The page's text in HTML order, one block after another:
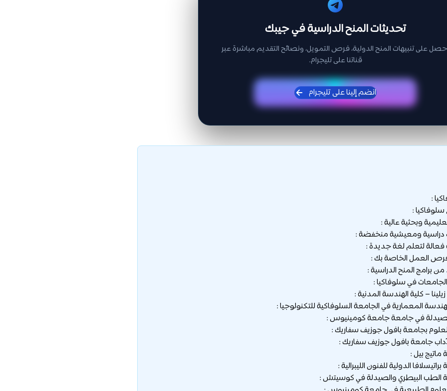
تحديثات المنح الدراسية في جيبك
على تنبيهات المنح الدولية، فرص التمويل، ونصائح التقديم مباشرة عبر
قناتنا على تليجرام.
انضم إلينا على تليجرام
:
سلوفاكيا :
في سلوفاكيا :